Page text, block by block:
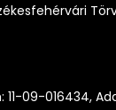
09-016434,